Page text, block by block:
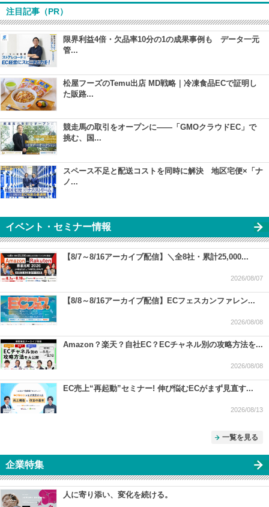
注目記事（PR）
限界利益4倍・欠品率10分の1の成果事例も データ一元
管...
松屋フーズのTemu出店 MD戦略｜冷凍食品ECで証明し
た販路...
競走馬の取引をオープンに――「GMOクラウドEC」で
挑む、国...
スペース不足と配送コストを同時に解決 地区宅便×「ナ
ノ...
イベント・セミナー情報
【8/7～8/16アーカイブ配信】＼全8社・累計25,000...
2026/08/07
【8/8～8/16アーカイブ配信】ECフェスカンファレン...
2026/08/08
Amazon？楽天？自社EC？ECチャネル別の攻略方法を...
2026/08/08
EC売上“再起動”セミナー! 伸び悩むECがまず見直す...
2026/08/13
一覧を見る
企業特集
人に寄り添い、変化を続ける。